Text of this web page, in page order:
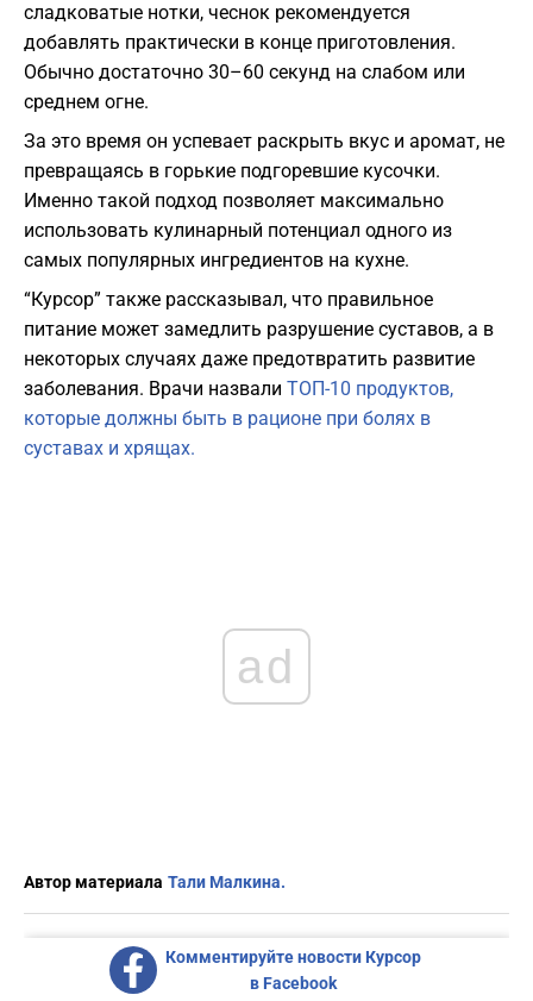
сладковатые нотки, чеснок рекомендуется
добавлять практически в конце приготовления.
Обычно достаточно 30–60 секунд на слабом или
среднем огне.
За это время он успевает раскрыть вкус и аромат, не
превращаясь в горькие подгоревшие кусочки.
Именно такой подход позволяет максимально
использовать кулинарный потенциал одного из
самых популярных ингредиентов на кухне.
“Курсор” также рассказывал, что правильное
питание может замедлить разрушение суставов, а в
некоторых случаях даже предотвратить развитие
заболевания. Врачи назвали ТОП-10 продуктов,
которые должны быть в рационе при болях в
суставах и хрящах.
ad
Автор материала Тали Малкина.
Комментируйте новости Курсор
в Facebook